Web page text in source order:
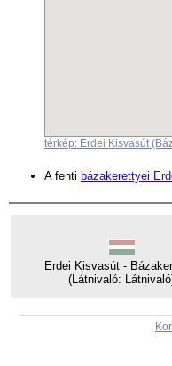
térkép: Erdei Kisvasút
A fenti bázakerettyei
Erdei Kisvasút -
(Látnivaló: